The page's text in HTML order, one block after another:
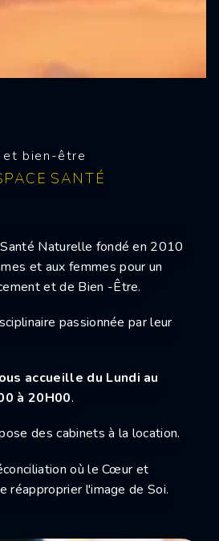
et bien-être
SANTÉ
Naturelle fondé en 2010
et aux femmes pour un
et de Bien -Être.
passionnée par leur
accueille du Lundi au
à 20H00.
des cabinets à la location.
où le Cœur et
réapproprier l'image de Soi.